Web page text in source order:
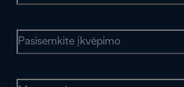
Pasisemkite įkvėpimo